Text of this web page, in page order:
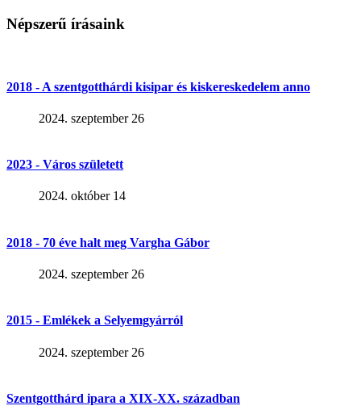
Népszerű írásaink
2018 - A szentgotthárdi kisipar és kiskereskedelem anno
2024. szeptember 26
2023 - Város született
2024. október 14
2018 - 70 éve halt meg Vargha Gábor
2024. szeptember 26
2015 - Emlékek a Selyemgyárról
2024. szeptember 26
Szentgotthárd ipara a XIX-XX. században